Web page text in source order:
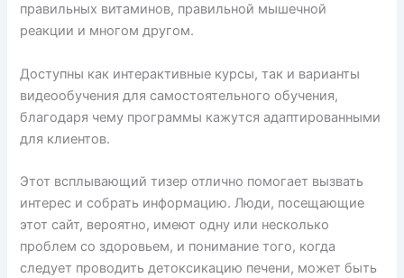
правильных витаминов, правильной мышечной
реакции и многом другом.
Доступны как интерактивные курсы, так и варианты
видеообучения для самостоятельного обучения,
благодаря чему программы кажутся адаптированными
для клиентов.
Этот всплывающий тизер отлично помогает вызвать
интерес и собрать информацию. Люди, посещающие
этот сайт, вероятно, имеют одну или несколько
проблем со здоровьем, и понимание того, когда
следует проводить детоксикацию печени, может быть